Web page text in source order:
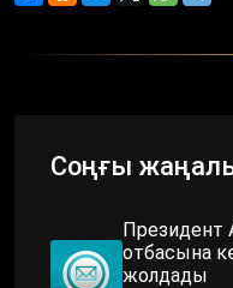
Соңғы
Президент
отбасына
жолдады